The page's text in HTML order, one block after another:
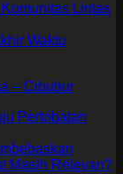
Lintas
Waktu
– Cibubur
Pertobatan
Masih Relevan?